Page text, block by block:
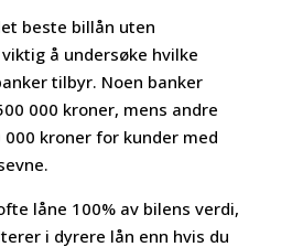
beste billån uten
å undersøke hvilke
tilbyr. Noen banker
000 kroner, mens andre
kroner for kunder med
låne 100% av bilens verdi,
i dyrere lån enn hvis du